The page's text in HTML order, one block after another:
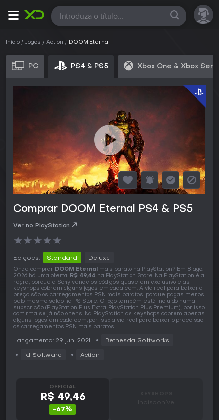
Todas
Início Jogos Action DOOM Eternal
PC PS4 & PS5 Xbox One & Xbox
Comprar DOOM Eternal PS4 & PS5
Ver no PlayStation
★★★★★
Edições: Standard Deluxe
Onde comprar DOOM Eternal mais barato na PlayStation? Em 8 ago.
2026 há uma oferta, R$ 49,46 na PlayStation Store. Na PlayStation é a
regra, porque a Sony vende os códigos quase em exclusivo e as
keyshops cobrem alguns jogos em cada cem. A via real para baixar o
preço são os carregamentos PSN mais baratos, porque pagas menos
pelo mesmo saldo na PS Store. O jogo também está incluído numa
subscrição (PlayStation Plus Extra, PlayStation Plus Premium), por isso
confirma se já não o tens. Na PlayStation as keyshops cobrem apenas
alguns jogos em cada cem, por isso a via real para baixar o preço são
os carregamentos PSN mais baratos.
Lançamento: 29 jun. 2021 Bethesda Softworks
id Software Action
OFFICIAL
R$ 49,46
-67%
Indisponível